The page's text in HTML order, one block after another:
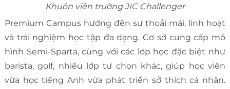
Khuôn viên trường JIC Challenger
Premium Campus hướng đến sự thoải mái, linh hoạt
và trải nghiệm học tập đa dạng. Cơ sở cung cấp mô
hình Semi-Sparta, cùng với các lớp học đặc biệt như
barista, golf, nhiều lớp tự chọn khác, giúp học viên
vừa học tiếng Anh vừa phát triển sở thích cá nhân.